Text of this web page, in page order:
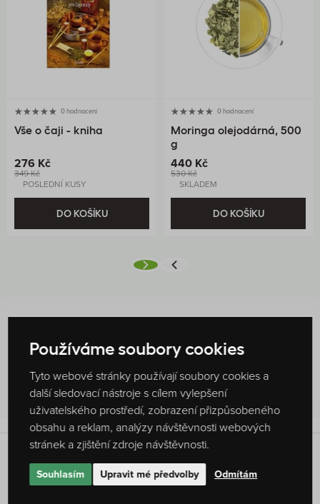
0 hodnocení
Vše o čaji - kniha
276 Kč
349 Kč
POSLEDNÍ KUSY
DO KOŠÍKU
0 hodnocení
Moringa olejodárná, 500
g
440 Kč
530 Kč
SKLADEM
DO KOŠÍKU
Hodnocení produktu
0 %Žádné hodnocení
Originální receptura
Produkty připravujeme dle vlastních
Ryze česká firma
Čaj a kávu pro vás připravujeme ve
Používáme soubory cookies
Tyto webové stránky používají soubory cookies a
další sledovací nástroje s cílem vylepšení
uživatelského prostředí, zobrazení přizpůsobeného
obsahu a reklam, analýzy návštěvnosti webových
stránek a zjištění zdroje návštěvnosti.
Souhlasím Upravit mé předvolby Odmítám